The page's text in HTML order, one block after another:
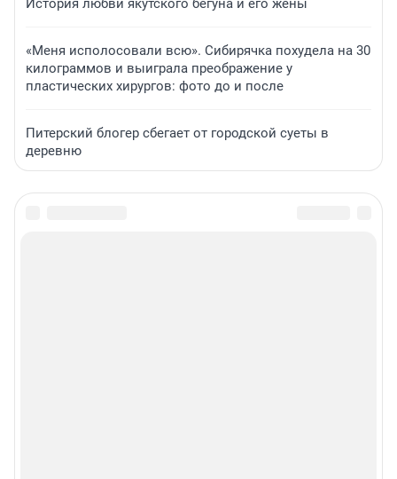
История любви якутского бегуна и его жены
«Меня исполосовали всю». Сибирячка похудела на 30
килограммов и выиграла преображение у
пластических хирургов: фото до и после
Питерский блогер сбегает от городской суеты в
деревню